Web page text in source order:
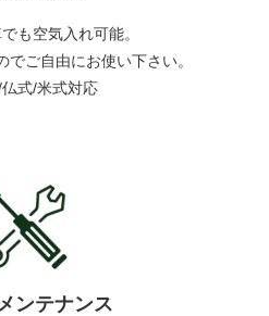
も空気入れ可能。
でご自由にお使い下さい。
式/米式対応
ンテナンス